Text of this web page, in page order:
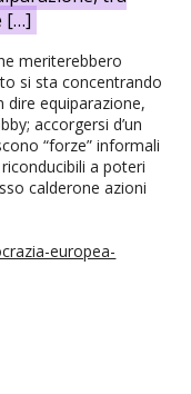
[…]
meriterebbero
si sta concentrando
dire equiparazione,
accorgersi d’un
“forze” informali
a poteri
calderone azioni
europea-